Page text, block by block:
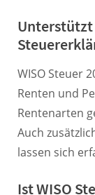
Unterstützt
WISO Steuer
Renten und
Rentenarten
Auch
lassen sich
Ist WISO